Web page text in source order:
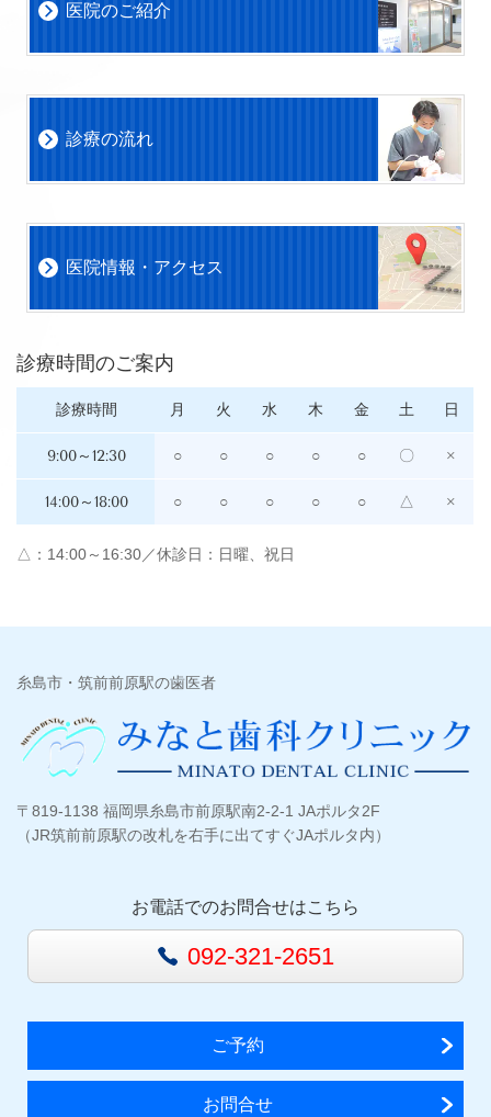
医院のご紹介
診療の流れ
医院情報・アクセス
診療時間のご案内
診療時間 月 火 水 木 金 土 日
9:00～12:30 ○ ○ ○ ○ ○ 〇 ×
14:00～18:00 ○ ○ ○ ○ ○ △ ×
△：14:00～16:30／休診日：日曜、祝日
糸島市・筑前前原駅の歯医者
〒819-1138 福岡県糸島市前原駅南2-2-1 JAポルタ2F
（JR筑前前原駅の改札を右手に出てすぐJAポルタ内）
お電話でのお問合せはこちら
092-321-2651
ご予約
お問合せ